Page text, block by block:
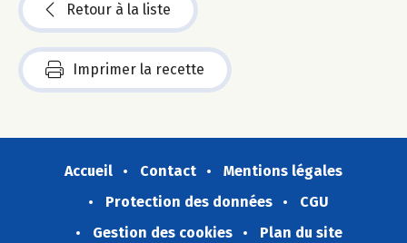
Retour à la liste
Imprimer la recette
Accueil Contact
Mentions légales
Protection des données
CGU
Gestion des cookies
Plan du site